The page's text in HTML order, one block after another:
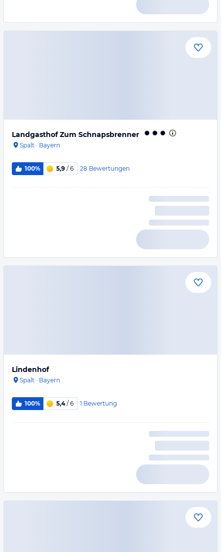
Landgasthof Zum Schnapsbrenner
Spalt · Bayern
100% 5,9 / 6 28 Bewertungen
Lindenhof
Spalt · Bayern
100% 5,4/ 6 1 Bewertung